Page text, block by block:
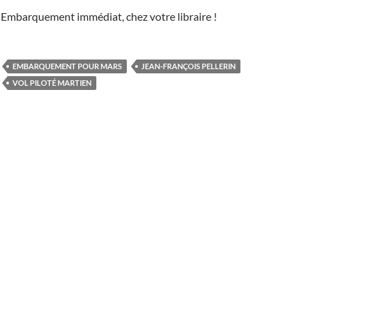
Embarquement immédiat, chez votre libraire !
EMBARQUEMENT POUR MARS
JEAN-FRANÇOIS PELLERIN
VOL PILOTÉ MARTIEN